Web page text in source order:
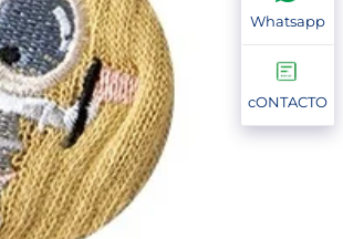
Whatsapp
cONTACTO